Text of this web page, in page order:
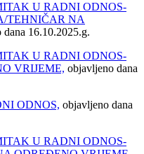
U RADNI ODNOS-
TEHNIČAR NA
dana 16.10.2025.g.
U RADNI ODNOS-
VRIJEME, objavljeno dana
ODNOS, objavljeno dana
U RADNI ODNOS-